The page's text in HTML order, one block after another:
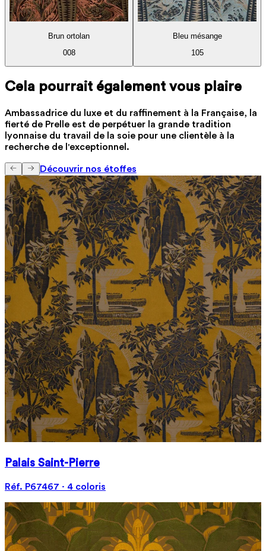
Brun ortolan
008
Bleu mésange
105
Cela pourrait également vous plaire
Ambassadrice du luxe et du raffinement à la Française, la
fierté de Prelle est de perpétuer la grande tradition
lyonnaise du travail de la soie pour une clientèle à la
recherche de l'exceptionnel.
Découvrir nos étoffes
Palais Saint-Pierre
Réf. P67467 · 4 coloris